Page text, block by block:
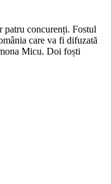
patru concurenți. Fostul
care va fi difuzată
Micu. Doi foști